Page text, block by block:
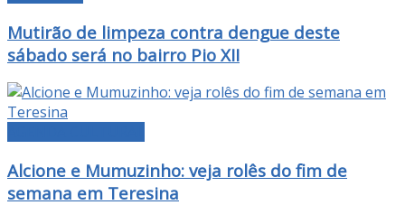
Mutirão de limpeza contra dengue deste
sábado será no bairro Pio XII
Alcione e Mumuzinho: veja rolês do fim de
semana em Teresina